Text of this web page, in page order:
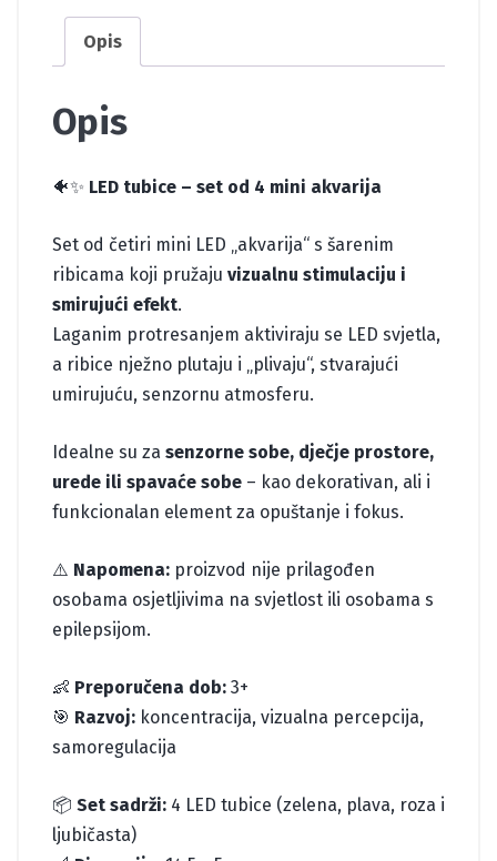
Opis
Opis
🐠✨ LED tubice – set od 4 mini akvarija
Set od četiri mini LED „akvarija“ s šarenim
ribicama koji pružaju vizualnu stimulaciju i
smirujući efekt.
Laganim protresanjem aktiviraju se LED svjetla,
a ribice nježno plutaju i „plivaju“, stvarajući
umirujuću, senzornu atmosferu.
Idealne su za senzorne sobe, dječje prostore,
urede ili spavaće sobe – kao dekorativan, ali i
funkcionalan element za opuštanje i fokus.
⚠️ Napomena: proizvod nije prilagođen
osobama osjetljivima na svjetlost ili osobama s
epilepsijom.
👶 Preporučena dob: 3+
🎯 Razvoj: koncentracija, vizualna percepcija,
samoregulacija
📦 Set sadrži: 4 LED tubice (zelena, plava, roza i
ljubičasta)